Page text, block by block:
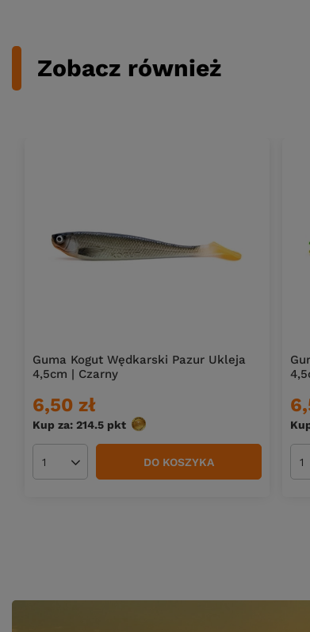
Zobacz również
Guma Kogut Wędkarski Pazur Ukleja
4,5cm | Czarny
6,50 zł
Kup za: 214.5 pkt punktów
Ilość produktów DO KOSZYKA